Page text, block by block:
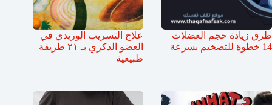
طرق زيادة حجم العضلات
14 خطوة للتضخيم بسرعة
علاج التسريب الوريدي في
العضو الذكري بـ ٢١ طريقة
طبيعية